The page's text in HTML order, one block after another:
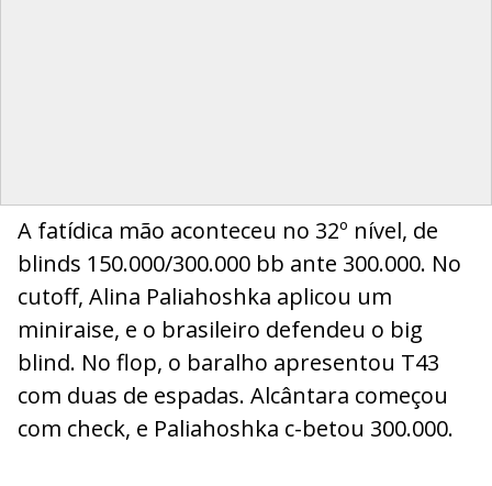
A fatídica mão aconteceu no 32º nível, de
blinds 150.000/300.000 bb ante 300.000. No
cutoff, Alina Paliahoshka aplicou um
miniraise, e o brasileiro defendeu o big
blind. No flop, o baralho apresentou T43
com duas de espadas. Alcântara começou
com check, e Paliahoshka c-betou 300.000.